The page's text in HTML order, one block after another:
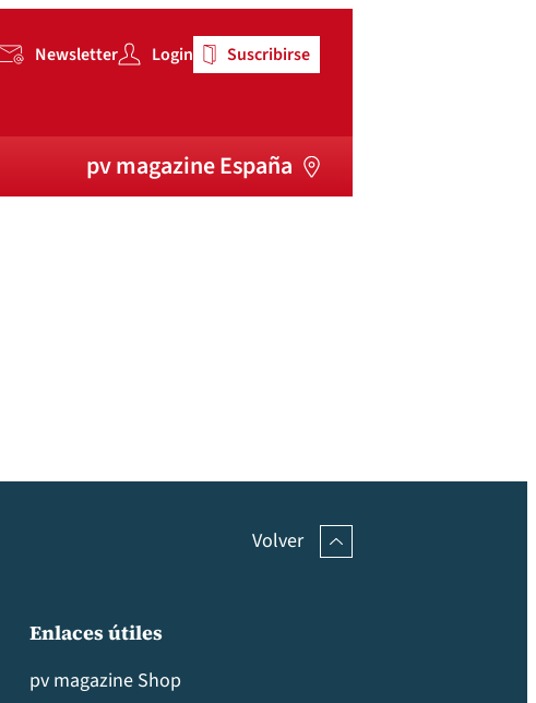
Newsletter Login Suscribirse
pv magazine España
Volver
Enlaces útiles
pv magazine Shop